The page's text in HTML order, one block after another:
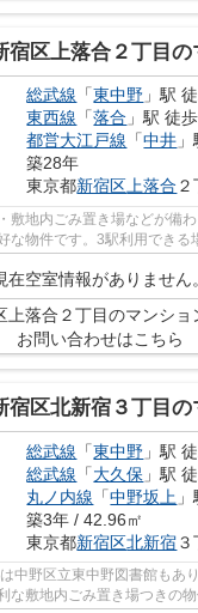
宿区上落合２丁目
総武線 「東中野 」駅
東西線 「落合 」駅 徒
都営大江戸線 「中井
築28年
東京都新宿区 上落合 ２
敷地内ごみ置き場などが備
な物件です。3駅利用できる
ます。初期費用...
在空室情報がありません。
上落合２丁目のマンシ
お問い合わせはこちら
宿区北新宿３丁目の
総武線 「東中野 」駅
総武線 「大久保 」駅
丸ノ内線 「中野坂上
築3年 / 42.96㎡
東京都新宿区北新宿３
中野区立東中野図書館もあ
な敷地内ごみ置き場つきの